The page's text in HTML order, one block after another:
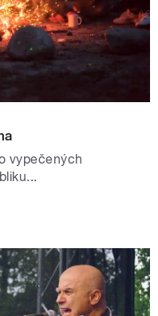
vypečených